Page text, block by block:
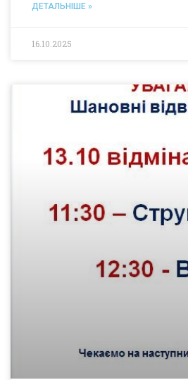
ДЕТАЛЬНІШЕ »
16.10.2025